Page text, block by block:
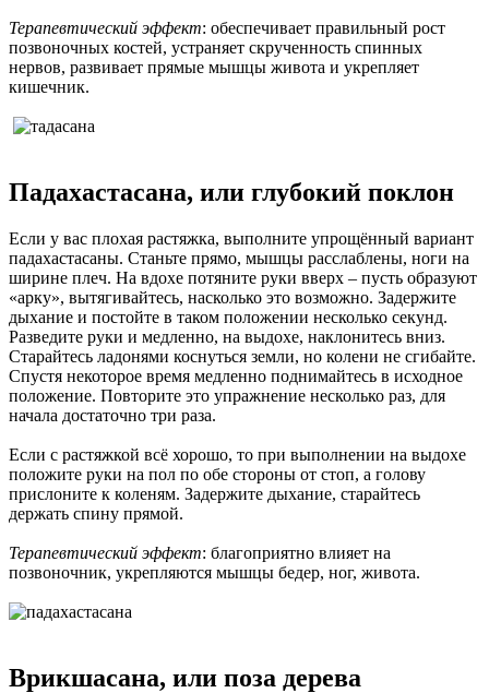
Терапевтический эффект: обеспечивает правильный рост
позвоночных костей, устраняет скрученность спинных
нервов, развивает прямые мышцы живота и укрепляет
кишечник.
Падахастасана, или глубокий поклон
Если у вас плохая растяжка, выполните упрощённый вариант
падахастасаны. Станьте прямо, мышцы расслаблены, ноги на
ширине плеч. На вдохе потяните руки вверх – пусть образуют
«арку», вытягивайтесь, насколько это возможно. Задержите
дыхание и постойте в таком положении несколько секунд.
Разведите руки и медленно, на выдохе, наклонитесь вниз.
Старайтесь ладонями коснуться земли, но колени не сгибайте.
Спустя некоторое время медленно поднимайтесь в исходное
положение. Повторите это упражнение несколько раз, для
начала достаточно три раза.
Если с растяжкой всё хорошо, то при выполнении на выдохе
положите руки на пол по обе стороны от стоп, а голову
прислоните к коленям. Задержите дыхание, старайтесь
держать спину прямой.
Терапевтический эффект: благоприятно влияет на
позвоночник, укрепляются мышцы бедер, ног, живота.
Врикшасана, или поза дерева